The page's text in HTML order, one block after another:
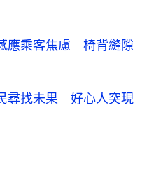
應乘客焦慮 椅背縫隙
尋找未果 好心人突現